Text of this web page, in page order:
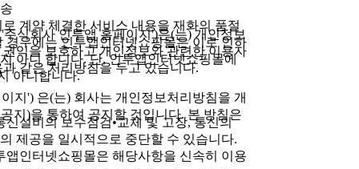
계약 체결한 서비스 내용을 재화의 품절
우에는 인투앱인터넷쇼핑몰은 이로 인하
아니 합니다. 단, 인투앱인터넷쇼핑몰에
아니합니다.
설비의 보수점검•교체 및 고장, 통신의
제공을 일시적으로 중단할 수 있습니다.
인터넷쇼핑몰은 해당사항을 신속히 이용
식회사 인투앱 홈페이지')은(는) 개인정보
익을 보호하고 개인정보와 관련한 이용자
같은 처리방침을 두고 있습니다.
지') 은(는) 회사는 개인정보처리방침을 개
지)을 통하여 공지할 것입니다. 본 방침은